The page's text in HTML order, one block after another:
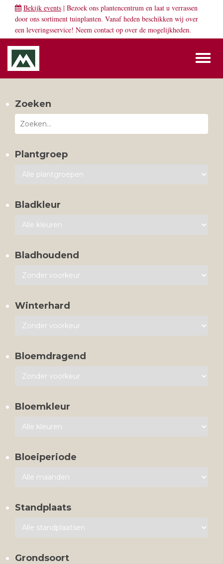
Bekijk events | Bezoek ons plantencentrum en laat u verrassen
door ons sortiment tuinplanten. Vanaf heden beschikken wij over
een leveringsservice! Neem contact op over de mogelijkheden.
Zoeken
Plantgroep
Bladkleur
Bladhoudend
Winterhard
Bloemdragend
Bloemkleur
Bloeiperiode
Standplaats
Grondsoort